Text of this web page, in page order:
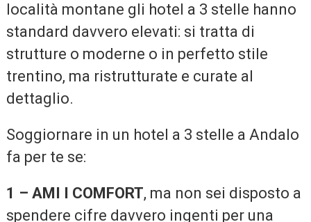
località montane gli hotel a 3 stelle hanno
standard davvero elevati: si tratta di
strutture o moderne o in perfetto stile
trentino, ma ristrutturate e curate al
dettaglio.
Soggiornare in un hotel a 3 stelle a Andalo
fa per te se:
1 – AMI I COMFORT, ma non sei disposto a
spendere cifre davvero ingenti per una